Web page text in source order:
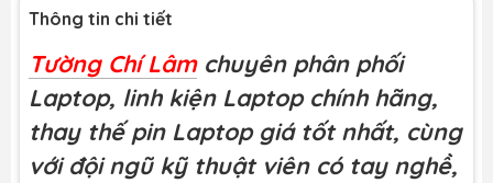
Thông tin chi tiết
Tường Chí Lâm chuyên phân phối
Laptop, linh kiện Laptop chính hãng,
thay thế pin Laptop giá tốt nhất, cùng
với đội ngũ kỹ thuật viên có tay nghề,